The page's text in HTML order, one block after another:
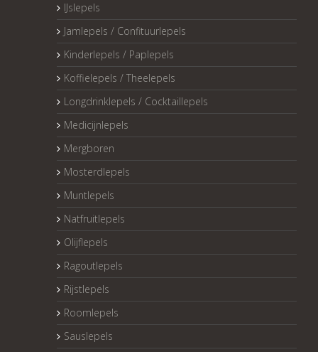
IJslepels
Jamlepels / Confituurlepels
Kinderlepels / Paplepels
Koffielepels / Theelepels
Longdrinklepels / Cocktaillepels
Medicijnlepels
Mergboren
Mosterdlepels
Muntlepels
Natfruitlepels
Olijflepels
Ragoutlepels
Rijstlepels
Roomlepels
Sauslepels